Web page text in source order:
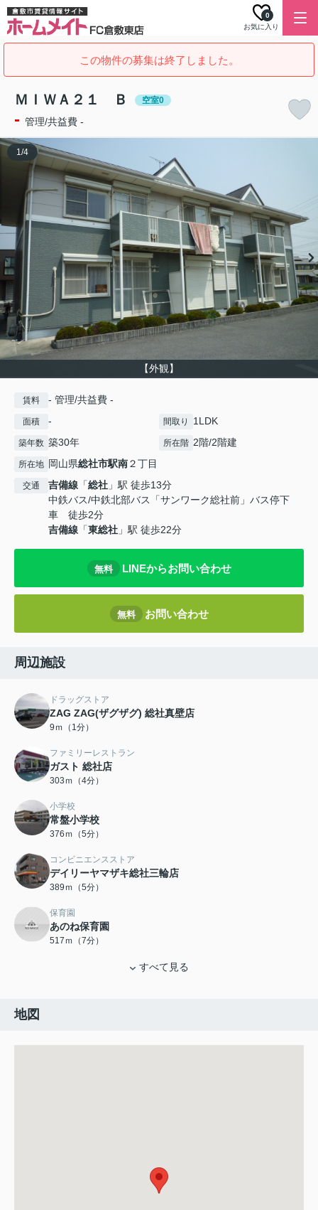
お気に入り
0
この物件の募集は終了しました。
ＭＩＷＡ２１ Ｂ 空室0
- 管理/共益費 -
【外観】
1/4
賃料 - 管理/共益費 -
面積 - 間取り 1LDK
築年数 築30年 所在階 2階/2階建
所在地 岡山県総社市駅南２丁目
交通 吉備線 「総社 」駅 徒歩13分
中鉄バス/中鉄北部バス「サンワーク総社前」バス停下
車 徒歩2分
吉備線 「東総社 」駅 徒歩22分
無料 LINEからお問い合わせ
無料 お問い合わせ
周辺施設
ドラッグストア
ZAG ZAG(ザグザグ) 総社真壁店
9ｍ（1分）
ファミリーレストラン
ガスト 総社店
303ｍ（4分）
小学校
常盤小学校
376ｍ（5分）
コンビニエンスストア
デイリーヤマザキ総社三輪店
389ｍ（5分）
保育園
あのね保育園
517ｍ（7分）
すべて見る
地図